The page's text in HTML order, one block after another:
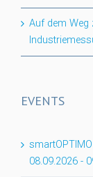
Auf dem Weg
EVENTS
08.09.2026 -